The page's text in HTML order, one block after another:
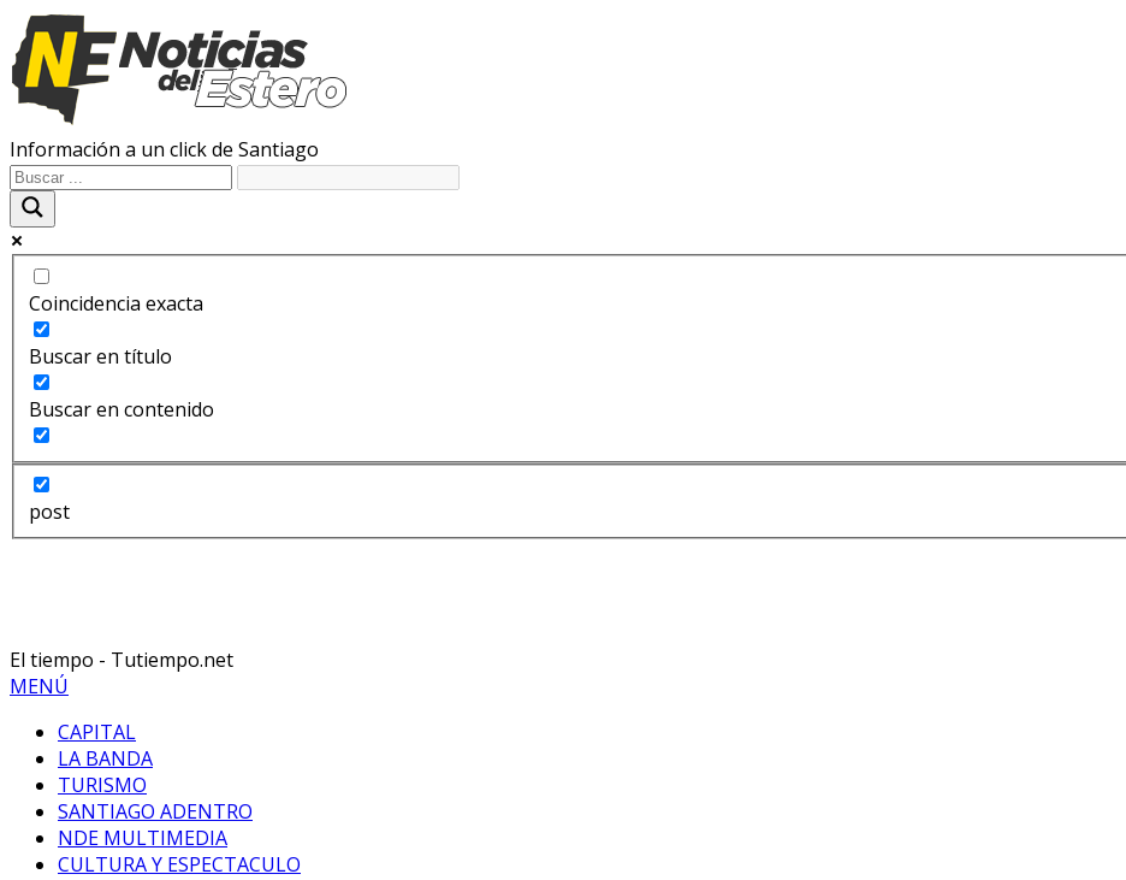
Información a un click de Santiago
Coincidencia exacta
Buscar en título
Buscar en contenido
post
El tiempo - Tutiempo.net
MENÚ
CAPITAL
LA BANDA
TURISMO
SANTIAGO ADENTRO
NDE MULTIMEDIA
CULTURA Y ESPECTACULO